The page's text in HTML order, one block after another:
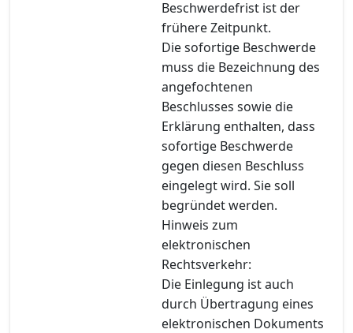
Beschwerdefrist ist der
frühere Zeitpunkt.
Die sofortige Beschwerde
muss die Bezeichnung des
angefochtenen
Beschlusses sowie die
Erklärung enthalten, dass
sofortige Beschwerde
gegen diesen Beschluss
eingelegt wird. Sie soll
begründet werden.
Hinweis zum
elektronischen
Rechtsverkehr:
Die Einlegung ist auch
durch Übertragung eines
elektronischen Dokuments